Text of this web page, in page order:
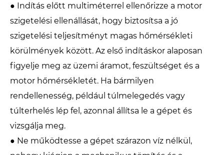
● Indítás előtt multiméterrel ellenőrizze a motor
szigetelési ellenállását, hogy biztosítsa a jó
szigetelési teljesítményt magas hőmérsékleti
körülmények között. Az első indításkor alaposan
figyelje meg az üzemi áramot, feszültséget és a
motor hőmérsékletét. Ha bármilyen
rendellenesség, például túlmelegedés vagy
túlterhelés lép fel, azonnal állítsa le a gépet és
vizsgálja meg.
● Ne működtesse a gépet szárazon víz nélkül,